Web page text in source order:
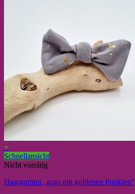
+
Schnellansicht
Nicht vorrätig
Haargummi „grau mit goldenen Punkten“